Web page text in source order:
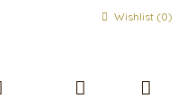
Wishlist (0)